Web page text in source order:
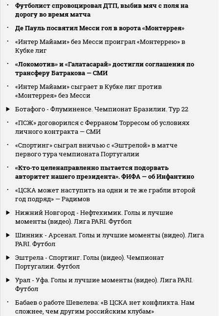
Футболист спровоцировал ДТП, выбив мяч с поля на
дорогу во время матча
Де Пауль посвятил Месси гол в ворота «Монтеррея»
«Интер Майами» без Месси проиграл «Монтеррею» в
Кубке лиг
«Локомотив» и «Галатасарай» достигли соглашения по
трансферу Батракова — СМИ
«Интер Майами» сыграет в Кубке лиг против
«Монтеррея» без Месси
Ботафого - Флуминенсе. Чемпионат Бразилии. Тур 22
«ПСЖ» договорился с Ферраном Торресом об условиях
личного контракта — СМИ
«Спортинг» сыграл вничью с «Эштрелой» в матче
первого тура чемпионата Португалии
«Кто‑то целенаправленно пытается подорвать
авторитет нашего президента». ФИФА — об Инфантино
«ЦСКА может наступить на одни и те же грабли второй
год подряд» — Радимов
Нижний Новгород - Нефтехимик. Голы и лучшие
моменты (видео). Лига PARI. Футбол
Шинник - Арсенал. Голы и лучшие моменты (видео). Лига
PARI. Футбол
Эштрела - Спортинг. Голы (видео). Чемпионат
Португалии. Футбол
Урал - Уфа. Голы и лучшие моменты (видео). Лига PARI.
Футбол
Бабаев о работе Шевелева: «В ЦСКА нет конфликта. Нам
сложнее, чем другим российским клубам»